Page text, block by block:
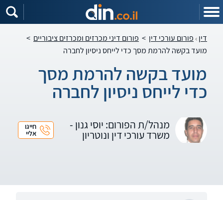
דין פורום עורכי דין > פורום דיני מכרזים ומכרזים ציבוריים >
מועד בקשה להרמת מסך כדי לייחס ניסיון לחברה
מועד בקשה להרמת מסך
כדי לייחס ניסיון לחברה
מנהל/ת הפורום: יוסי גנון -
משרד עורכי דין ונוטריון
חייגו
אליי